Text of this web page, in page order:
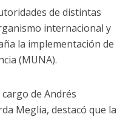
de distintas
internacional y
la implementación de
(MUNA).
de Andrés
Meglia, destacó que la